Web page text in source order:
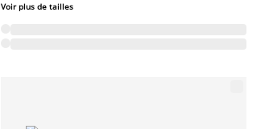
Voir plus de tailles